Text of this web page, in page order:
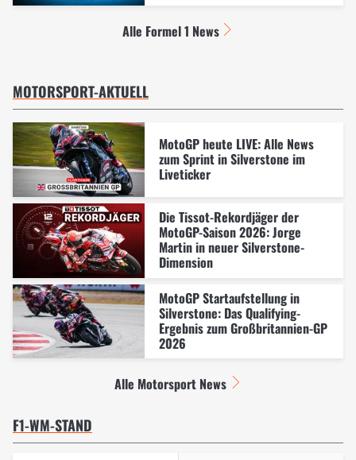
Alle Formel 1 News
MOTORSPORT-AKTUELL
MotoGP heute LIVE: Alle News
zum Sprint in Silverstone im
Liveticker
Die Tissot-Rekordjäger der
MotoGP-Saison 2026: Jorge
Martin in neuer Silverstone-
Dimension
MotoGP Startaufstellung in
Silverstone: Das Qualifying-
Ergebnis zum Großbritannien-GP
2026
Alle Motorsport News
F1-WM-STAND